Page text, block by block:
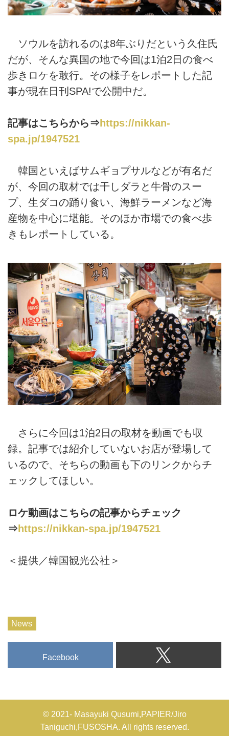
ソウルを訪れるのは8年ぶりだという久住氏
だが、そんな異国の地で今回は1泊2日の食べ
歩きロケを敢行。その様子をレポートした記
事が現在日刊SPA!で公開中だ。
記事はこちらから⇒ https://nikkan-
spa.jp/1947521
韓国といえばサムギョプサルなどが有名だ
が、今回の取材では干しダラと牛骨のスー
プ、生ダコの踊り食い、海鮮ラーメンなど海
産物を中心に堪能。そのほか市場での食べ歩
きもレポートしている。
さらに今回は1泊2日の取材を動画でも収
録。記事では紹介していないお店が登場して
いるので、そちらの動画も下のリンクからチ
ェックしてほしい。
ロケ動画はこちらの記事からチェック
⇒ https://nikkan-spa.jp/1947521
＜提供／韓国観光公社＞
News
Facebook
© 2021- Masayuki Qusumi,PAPIER/Jiro
Taniguchi,FUSOSHA. All rights reserved.